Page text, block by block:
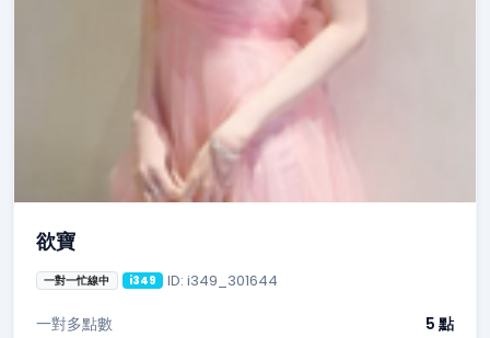
欲寶
一對一忙線中 i349 ID: i349_301644
一對多點數
5 點